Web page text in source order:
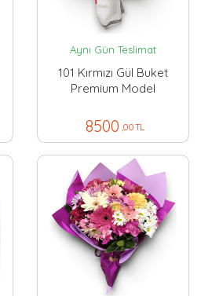
Aynı Gün Teslimat
101 Kırmızı Gül Buket
Premium Model
8500 ,00 TL